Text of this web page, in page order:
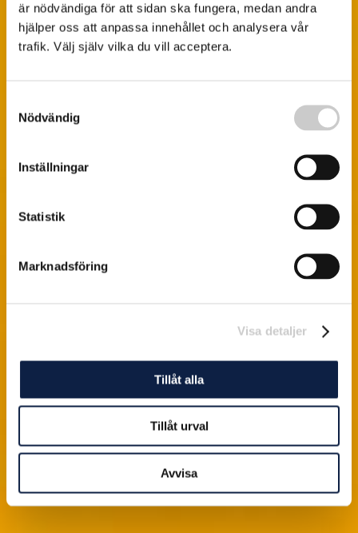
är nödvändiga för att sidan ska fungera, medan andra
hjälper oss att anpassa innehållet och analysera vår
trafik. Välj själv vilka du vill acceptera.
Nödvändig
Inställningar
Statistik
Marknadsföring
Visa detaljer
Tillåt alla
Tillåt urval
Avvisa